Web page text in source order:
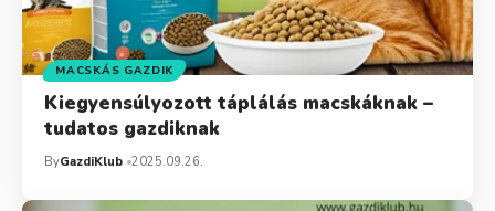
MACSKÁS GAZDIK
Kiegyensúlyozott táplálás macskáknak –
tudatos gazdiknak
ByGazdiKlub 2025.09.26.